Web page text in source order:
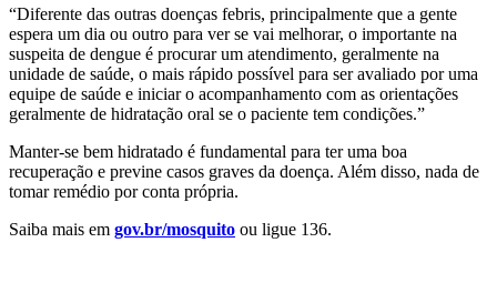
“Diferente das outras doenças febris, principalmente que a gente
espera um dia ou outro para ver se vai melhorar, o importante na
suspeita de dengue é procurar um atendimento, geralmente na
unidade de saúde, o mais rápido possível para ser avaliado por uma
equipe de saúde e iniciar o acompanhamento com as orientações
geralmente de hidratação oral se o paciente tem condições.”
Manter-se bem hidratado é fundamental para ter uma boa
recuperação e previne casos graves da doença. Além disso, nada de
tomar remédio por conta própria.
Saiba mais em gov.br/mosquito ou ligue 136.